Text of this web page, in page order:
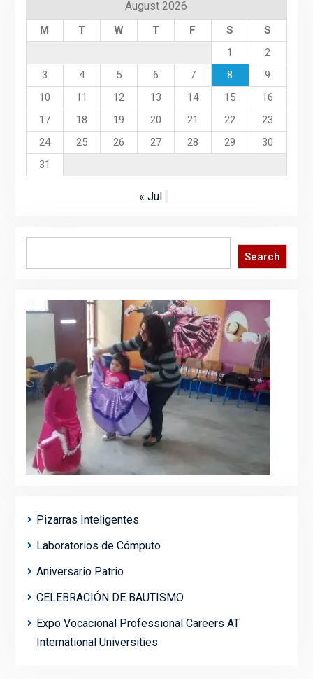
August 2026
M T W T F S
S
1
2
3
4 5 6 7 8
9
10
11 12 13 14 15
16
17
18 19 20 21 22
23
24
25 26 27 28 29
30
31
« Jul
Search
Pizarras Inteligentes
Laboratorios de Cómputo
Aniversario Patrio
CELEBRACIÓN DE BAUTISMO
Expo Vocacional Professional Careers AT
International Universities